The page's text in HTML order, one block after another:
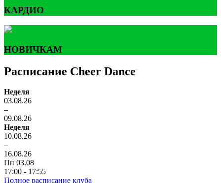
КАРДИО
НОВИЧКАМ
Расписание Cheer Dance
Неделя
03.08.26
–
09.08.26
Неделя
10.08.26
–
16.08.26
Пн 03.08
17:00 - 17:55
Полное расписание клуба